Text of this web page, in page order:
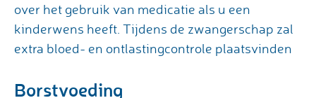
over het gebruik van medicatie als u een
kinderwens heeft. Tijdens de zwangerschap zal
extra bloed- en ontlastingcontrole plaatsvinden
Borstvoeding